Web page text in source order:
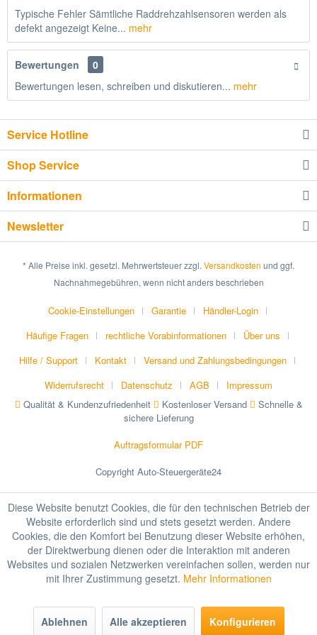
Typische Fehler Sämtliche Raddrehzahlsensoren werden als
defekt angezeigt Keine... mehr
Bewertungen
0
Bewertungen lesen, schreiben und diskutieren... mehr
Service Hotline
Shop Service
Informationen
Newsletter
* Alle Preise inkl. gesetzl. Mehrwertsteuer zzgl. Versandkosten und ggf.
Nachnahmegebühren, wenn nicht anders beschrieben
Cookie-Einstellungen Garantie
Händler-Login
Häufige Fragen
rechtliche Vorabinformationen
Über uns
Hilfe / Support
Kontakt
Versand und Zahlungsbedingungen
Widerrufsrecht
Datenschutz AGB
Impressum
Qualität & Kundenzufriedenheit
Kostenloser Versand
Schnelle &
sichere Lieferung
Auftragsformular PDF
Copyright Auto-Steuergeräte24
Diese Website benutzt Cookies, die für den technischen Betrieb der
Website erforderlich sind und stets gesetzt werden. Andere
Cookies, die den Komfort bei Benutzung dieser Website erhöhen,
der Direktwerbung dienen oder die Interaktion mit anderen
Websites und sozialen Netzwerken vereinfachen sollen, werden nur
mit Ihrer Zustimmung gesetzt. Mehr Informationen
Ablehnen Alle akzeptieren Konfigurieren